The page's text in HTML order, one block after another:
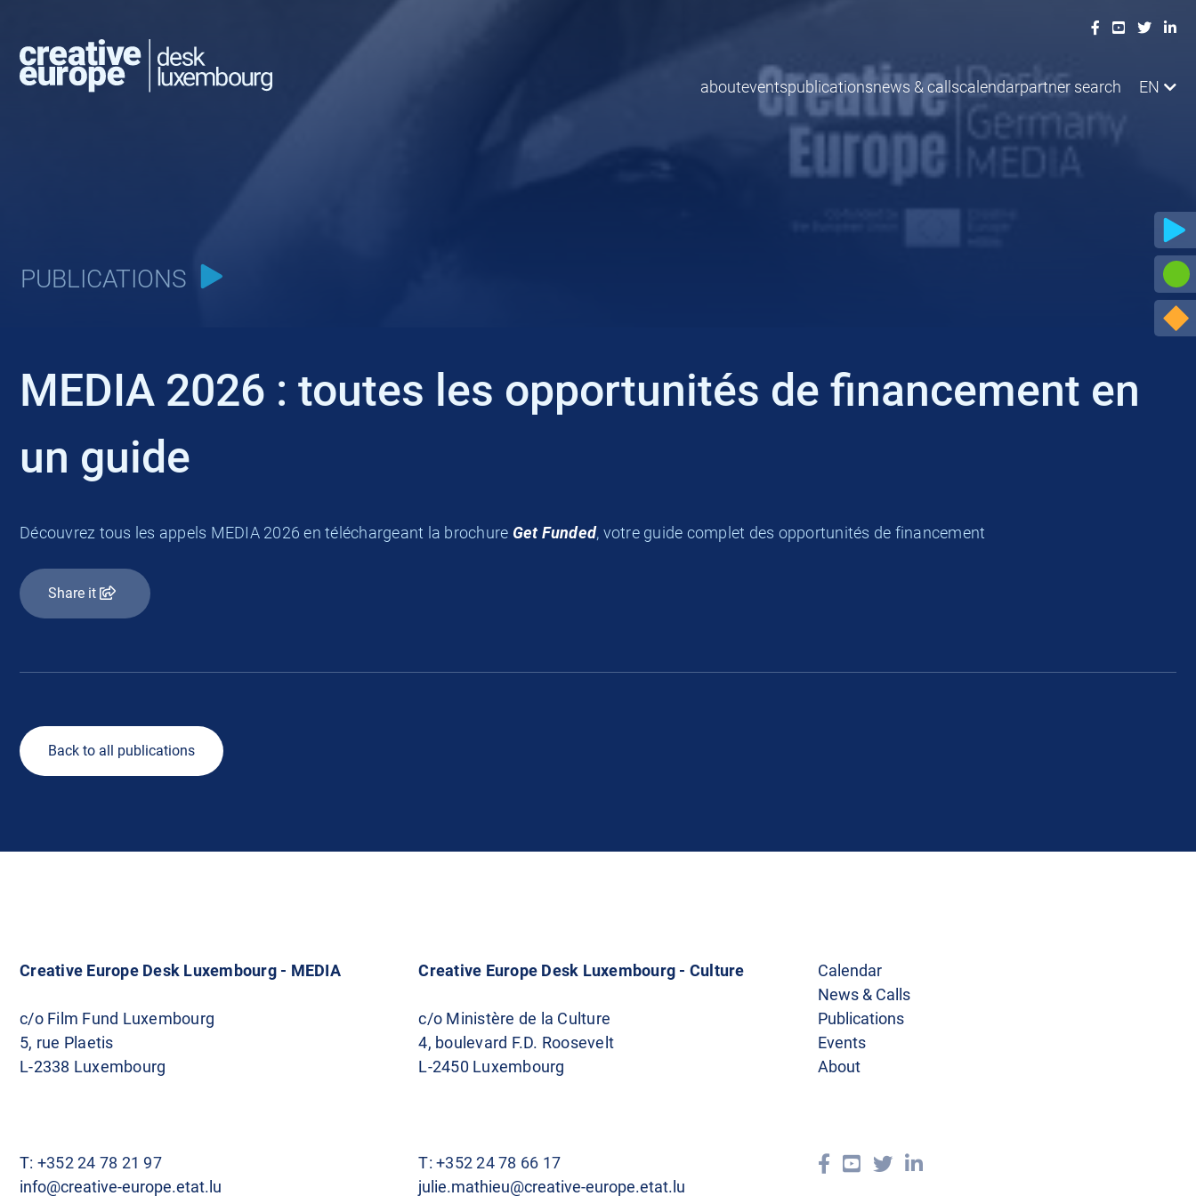
abouteventspublicationsnews & callscalendarpartner search EN
PUBLICATIONS
MEDIA 2026 : toutes les opportunités de financement en
un guide
Découvrez tous les appels MEDIA 2026 en téléchargeant la brochure Get Funded, votre guide complet des opportunités de financement
Share it
Back to all publications
Creative Europe Desk Luxembourg - MEDIA
c/o Film Fund Luxembourg
5, rue Plaetis
L-2338 Luxembourg
T: +352 24 78 21 97
info@creative-europe.etat.lu
Creative Europe Desk Luxembourg - Culture
c/o Ministère de la Culture
4, boulevard F.D. Roosevelt
L-2450 Luxembourg
T:+352 24 78 66 17
julie.mathieu@creative-europe.etat.lu
Calendar
News & Calls
Publications
Events
About